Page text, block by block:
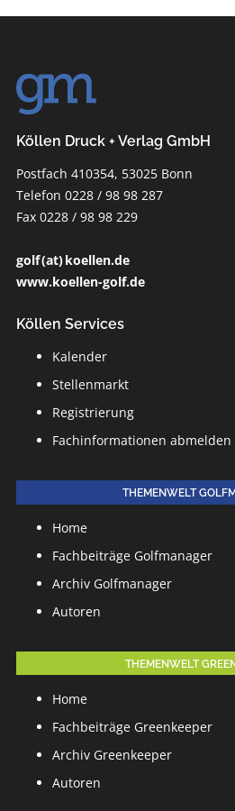
Köllen Druck + Verlag GmbH
Postfach 410354, 53025 Bonn
Telefon 0228 / 98 98 287
Fax 0228 / 98 98 229
golf (at) koellen.de
www.koellen-golf.de
Köllen Services
Kalender
Stellenmarkt
Registrierung
Fachinformationen abmelden
THEMENWELT
Home
Fachbeiträge Golfmanager
Archiv Golfmanager
Autoren
THEMENWELT
Home
Fachbeiträge Greenkeeper
Archiv Greenkeeper
Autoren